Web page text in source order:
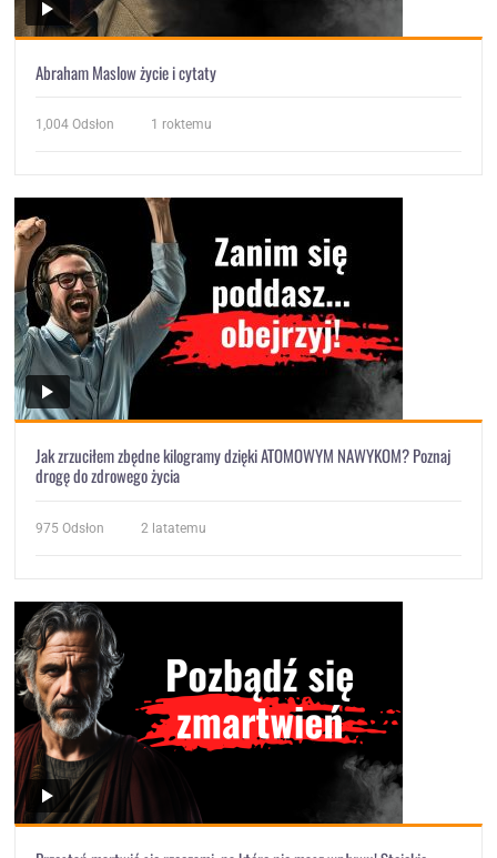
Abraham Maslow życie i cytaty
1,004 Odsłon 1 roktemu
Jak zrzuciłem zbędne kilogramy dzięki ATOMOWYM NAWYKOM? Poznaj
drogę do zdrowego życia
975 Odsłon 2 latatemu